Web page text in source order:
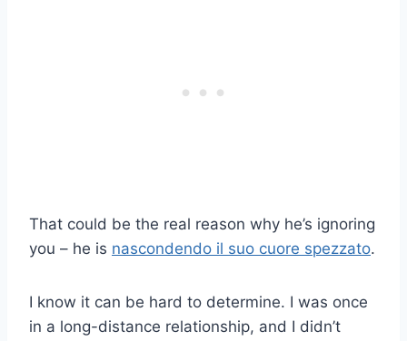
That could be the real reason why he’s ignoring
you – he is nascondendo il suo cuore spezzato.
I know it can be hard to determine. I was once
in a long-distance relationship, and I didn’t